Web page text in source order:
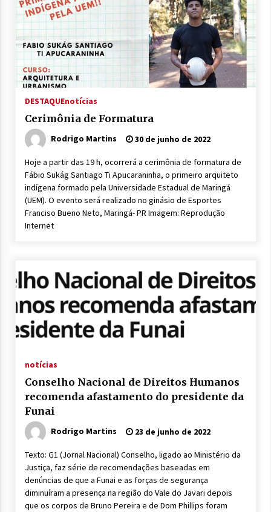
DESTAQUEnotícias
Cerimônia de Formatura
Rodrigo Martins 30 de junho de 2022
Hoje a partir das 19 h, ocorrerá a cerimônia de formatura de
Fábio Sukág Santiago Ti Apucaraninha, o primeiro arquiteto
indígena formado pela Universidade Estadual de Maringá
(UEM). O evento será realizado no ginásio de Esportes
Franciso Bueno Neto, Maringá- PR Imagem: Reprodução
Internet
notícias
Conselho Nacional de Direitos Humanos
recomenda afastamento do presidente da
Funai
Rodrigo Martins 23 de junho de 2022
Texto: G1 (Jornal Nacional) Conselho, ligado ao Ministério da
Justiça, faz série de recomendações baseadas em
denúncias de que a Funai e as forças de segurança
diminuíram a presença na região do Vale do Javari depois
que os corpos de Bruno Pereira e de Dom Phillips foram